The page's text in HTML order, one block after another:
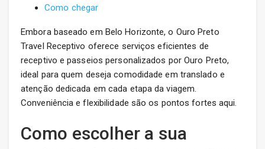
Como chegar
Embora baseado em Belo Horizonte, o Ouro Preto
Travel Receptivo oferece serviços eficientes de
receptivo e passeios personalizados por Ouro Preto,
ideal para quem deseja comodidade em translado e
atenção dedicada em cada etapa da viagem.
Conveniência e flexibilidade são os pontos fortes aqui.
Como escolher a sua